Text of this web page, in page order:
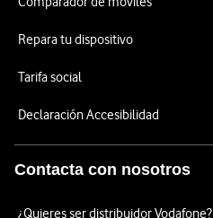
Repara tu dispositivo
Tarifa social
Declaración Accesibilidad
Contacta con nosotros
¿Quieres ser distribuidor Vodafone?